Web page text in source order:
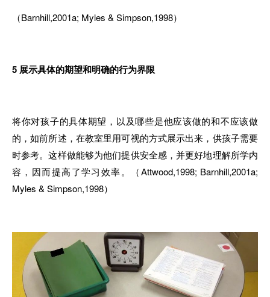
（Barnhill,2001a; Myles & Simpson,1998）
5 展示具体的期望和明确的行为界限
将你对孩子的具体期望，以及哪些是他应该做的和不应该做
的，如前所述，在教室里用可视的方式展示出来，供孩子需要
时参考。这样做能够为他们提供安全感，并更好地理解所学内
容，因而提高了学习效率。（Attwood,1998; Barnhill,2001a;
Myles & Simpson,1998）